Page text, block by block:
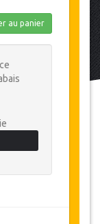
au panier